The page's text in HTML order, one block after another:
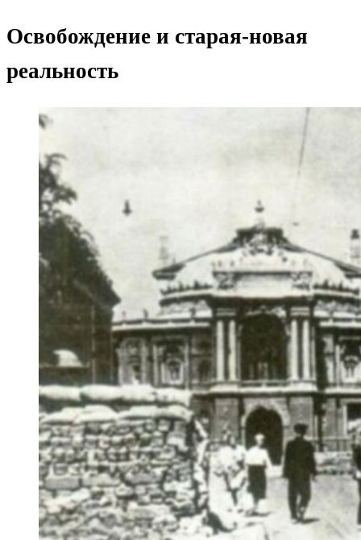
Освобождение и старая-новая
реальность